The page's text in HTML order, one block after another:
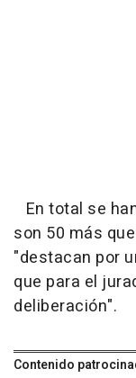
En total se
son 50 más
"destacan por
que para el
deliberación".
Contenido